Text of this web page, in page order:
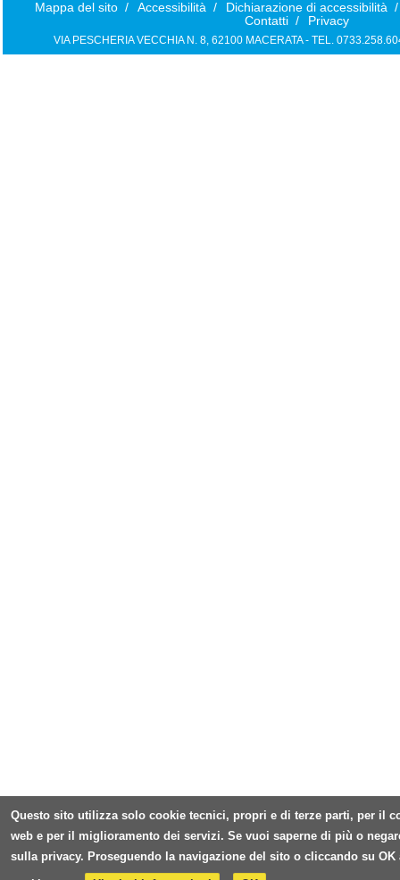
Mappa del sito / Accessibilità / Dichiarazione di accessibilità /
Contatti / Privacy
VIA PESCHERIA VECCHIA N. 8, 62100 MACERATA - TEL.
Questo sito utilizza solo cookie tecnici, propri e di terze parti, per il
web e per il miglioramento dei servizi. Se vuoi saperne di più o
sulla privacy. Proseguendo la navigazione del sito o cliccando su